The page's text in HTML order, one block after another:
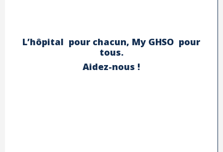
L’hôpital pour chacun, My GHSO pour
tous.
Aidez-nous !